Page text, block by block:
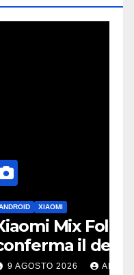
un leak
a
4